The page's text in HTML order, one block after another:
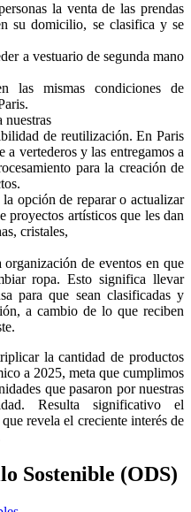
la venta de las prendas
su domicilio, se clasifica y se
a vestuario de segunda mano
las mismas condiciones de
nuestras
de reutilización. En Paris
a vertederos y las entregamos a
para la creación de
opción de reparar o actualizar
proyectos artísticos que les dan
cristales,
de eventos en que
ropa. Esto significa llevar
para que sean clasificadas y
a cambio de lo que reciben
la cantidad de productos
a 2025, meta que cumplimos
que pasaron por nuestras
Resulta significativo el
revela el creciente interés de
Sostenible (ODS)